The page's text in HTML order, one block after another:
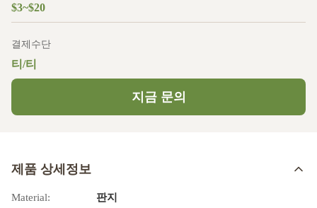
$3~$20
결제수단
티/티
지금 문의
제품 상세정보
Material:
판지